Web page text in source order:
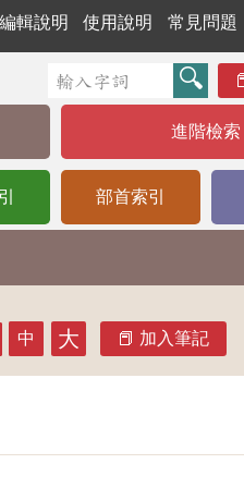
編輯說明 使用說明 常見問題
進階檢索
部首索引
中 大 加入筆記